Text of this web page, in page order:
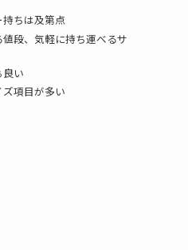
ちは及第点
段、気軽に持ち運べるサ
い
項目が多い